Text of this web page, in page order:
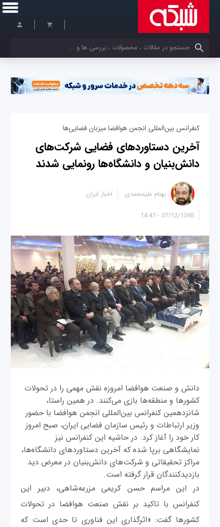
کلمات کلیدی خود را وارد کنید
کنفرانس بین‌المللی انجمن هوافضا میزبان فضایی‌ها
آخرین دستاوردهای فضایی شرکت‌های
دانش‌بنیان و دانشگاه‌ها رونمایی شدند
07/12/1395 - 14:47
بهنام علیمحمدی اخبار ایران
دانش و صنعت هوافضا امروزه نقش مهمی را در تحولات
کشورها و منطقه‌ها بازی می‌کنند. در همین راستا،
شانزدهمین کنفرانس بین‌المللی انجمن هوافضا با حضور
وزیر ارتباطات و رئیس سازمان فضایی ایران، صبح امروز
کار خود را آغاز کرد. در حاشیه این کنفرانس نیز
نمایشگاهی برپا شده که آخرین دستاوردهای دانشگاه‌ها،
مراکز تحقیقاتی و شرکت‌های دانش‌بنیان در معرض دید
بازدیدکنندگان قرار گرفته است.
در این مراسم حسن کریمی مزرعه‌شاهی، دبیر این
کنفرانس با تاکید بر نقش صنعت هوافضا در تحولات
کشورها گفت: «اثرگذاری این فناوری تا حدی است که